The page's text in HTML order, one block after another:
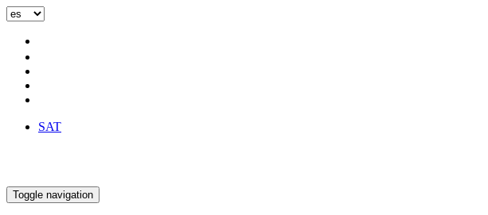
Skip
content
SAT
Toggle navigation